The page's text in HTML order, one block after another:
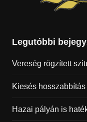
Legutóbbi
Vereség rögzített
Kiesés hosszabbítás
Hazai pályán is